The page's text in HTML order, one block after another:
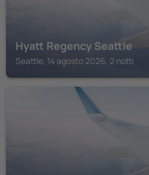
Hyatt Regency Seattle
Seattle, 14 agosto 2026, 2 notti